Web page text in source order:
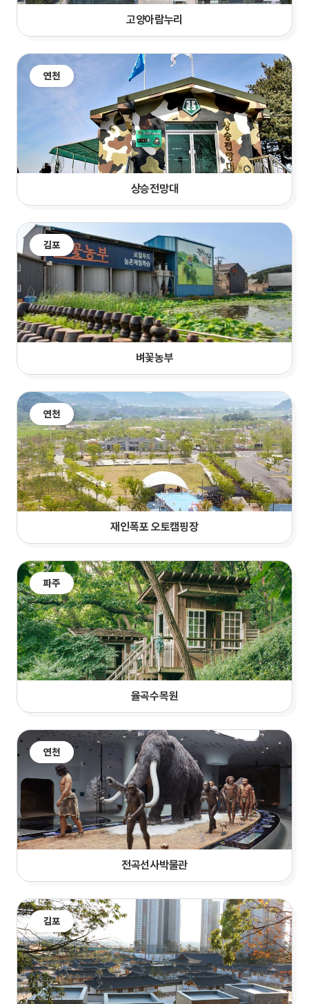
고양아람누리
연천
상승전망대
김포
벼꽃농부
연천
재인폭포 오토캠핑장
파주
율곡수목원
연천
전곡선사박물관
김포